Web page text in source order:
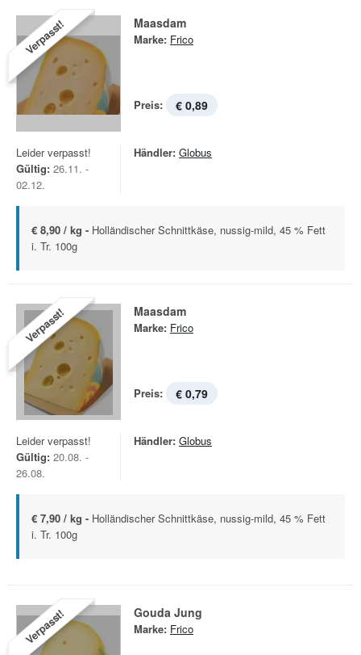
Verpasst! Maasdam
Marke: Frico
Preis: € 0,89
Leider verpasst!
Gültig: 26.11. -
02.12.
Händler: Globus
€ 8,90 / kg - Holländischer Schnittkäse, nussig-mild, 45 % Fett
i. Tr. 100g
Verpasst! Maasdam
Marke: Frico
Preis: € 0,79
Leider verpasst!
Gültig: 20.08. -
26.08.
Händler: Globus
€ 7,90 / kg - Holländischer Schnittkäse, nussig-mild, 45 % Fett
i. Tr. 100g
Verpasst! Gouda Jung
Marke: Frico